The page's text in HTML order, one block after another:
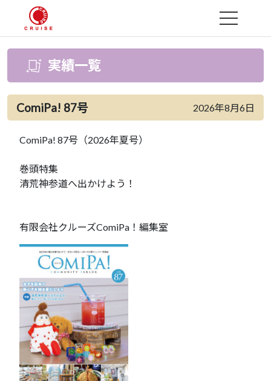
MENU
実績一覧
ComiPa! 87号 2026年8月6日
ComiPa! 87号（2026年夏号）
巻頭特集
清荒神参道へ出かけよう！
有限会社クルーズComiPa！編集室